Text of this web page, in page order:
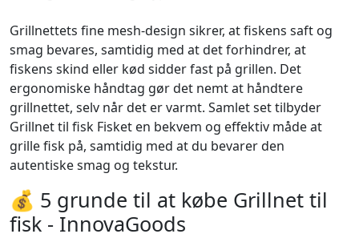
Grillnettets fine mesh-design sikrer, at fiskens saft og
smag bevares, samtidig med at det forhindrer, at
fiskens skind eller kød sidder fast på grillen. Det
ergonomiske håndtag gør det nemt at håndtere
grillnettet, selv når det er varmt. Samlet set tilbyder
Grillnet til fisk Fisket en bekvem og effektiv måde at
grille fisk på, samtidig med at du bevarer den
autentiske smag og tekstur.
💰 5 grunde til at købe Grillnet til
fisk - InnovaGoods